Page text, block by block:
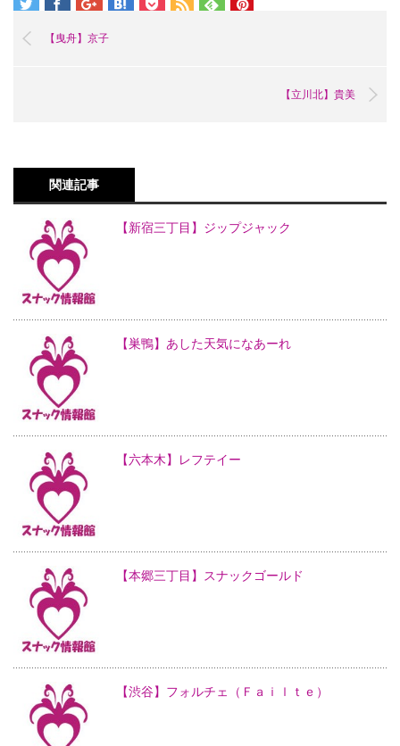
【曳舟】京子
【立川北】貴美
関連記事
【新宿三丁目】ジップジャック
【巣鴨】あした天気になあーれ
【六本木】レフテイー
【本郷三丁目】スナックゴールド
【渋谷】フォルチェ（Ｆａｉｌｔｅ）